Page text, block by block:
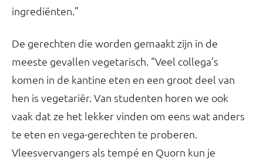
ingrediënten.”
De gerechten die worden gemaakt zijn in de
meeste gevallen vegetarisch. “Veel collega’s
komen in de kantine eten en een groot deel van
hen is vegetariër. Van studenten horen we ook
vaak dat ze het lekker vinden om eens wat anders
te eten en vega-gerechten te proberen.
Vleesvervangers als tempé en Quorn kun je